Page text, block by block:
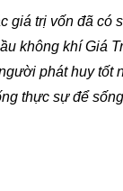
giá trị vốn đã có
không khí Giá
phát huy tốt
thực sự để